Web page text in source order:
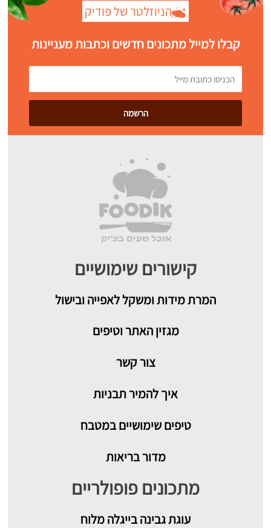
הניוזלטר של פודיק
קבלו למייל מתכונים חדשים וכתבות מעניינות
קישורים שימושיים
המרת מידות ומשקל לאפייה ובישול
מגזין האתר וטיפים
צור קשר
איך להמיר תבניות
טיפים שימושיים במטבח
מדור בריאות
מתכונים פופולריים
עוגת גבינה בייגלה מלוח